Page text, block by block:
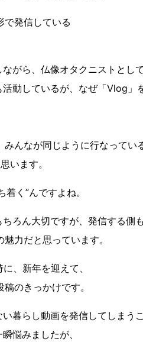
で発信している
がら、仏像オタクニストとし
動しているが、なぜ「Vlog」
んなが同じように行なってい
います。
く”んですよね。
ろん大切ですが、発信する側
力だと思っています。
、新年を迎えて、
のきっかけです。
暮らし動画を発信してしまう
悩みましたが、